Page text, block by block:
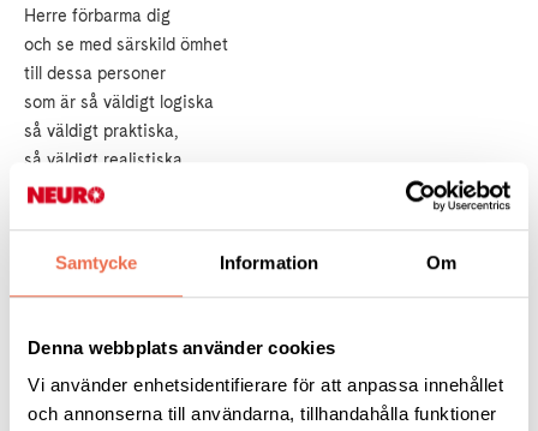
Samtycke Information Om
Denna webbplats använder cookies
Vi använder enhetsidentifierare för att anpassa innehållet
och annonserna till användarna, tillhandahålla funktioner
Herre förbarma dig
och se med särskild ömhet
till dessa personer
som är så väldigt logiska
så väldigt praktiska,
så väldigt realistiska
att de blir irriterade